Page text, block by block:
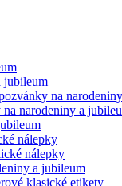
jubileum
na
narodeniny a
nálepky
nálepky
a jubileum
klasické etikety